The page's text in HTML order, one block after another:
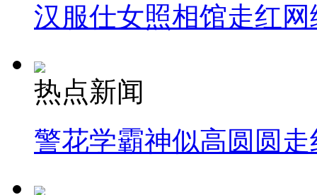
汉服仕女照相馆走红网
热点新闻
警花学霸神似高圆圆走